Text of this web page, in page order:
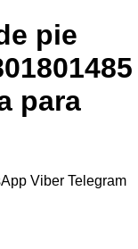
pie
para
Viber Telegram